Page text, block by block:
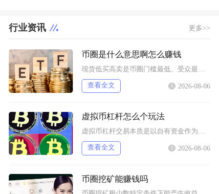
行业资讯 更多>>
币圈是什么意思啊怎么赚钱
查看全文 2026-08-06
虚拟币杠杆怎么个玩法
查看全文 2026-08-06
币圈挖矿能赚钱吗